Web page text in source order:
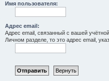
Имя пользователя:
Адрес email:
Адрес email, связанный с вашей
Личном разделе, то это адрес email,